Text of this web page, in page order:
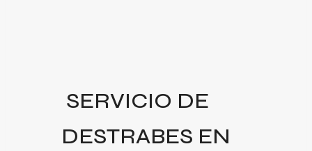
SERVICIO DE
DESTRABES EN